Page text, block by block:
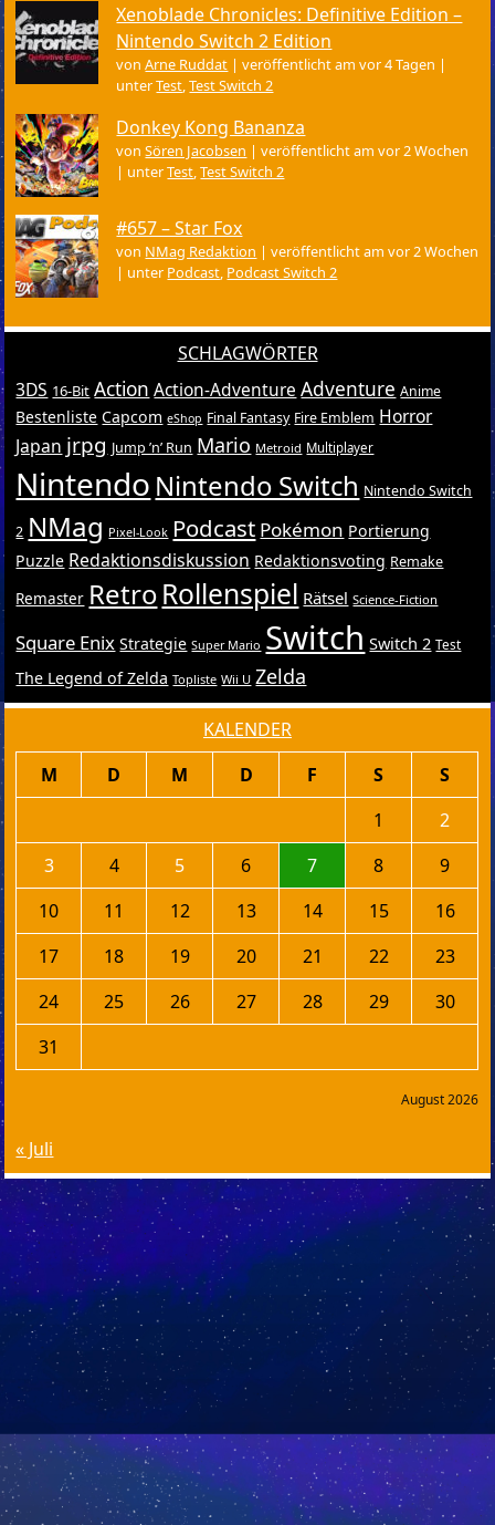
Xenoblade Chronicles: Definitive Edition –
Nintendo Switch 2 Edition
vonArne Ruddat |veröffentlicht am vor 4 Tagen |
unterTest,Test Switch 2
Donkey Kong Bananza
vonSören Jacobsen |veröffentlicht am vor 2 Wochen
| unterTest,Test Switch 2
#657 – Star Fox
von NMag Redaktion |veröffentlicht am vor 2 Wochen
| unter Podcast, Podcast Switch 2
SCHLAGWÖRTER
3DS 16-Bit Action Action-Adventure Adventure Anime
Bestenliste Capcom eShop Final Fantasy Fire Emblem Horror
Japan jrpg Jump ’n’ Run Mario Metroid Multiplayer
Nintendo Nintendo Switch Nintendo Switch
2 NMag Pixel-Look Podcast Pokémon Portierung
Puzzle Redaktionsdiskussion Redaktionsvoting Remake
Remaster RetroRollenspiel Rätsel Science-Fiction
Square Enix Strategie Super Mario Switch Switch 2 Test
The Legend of Zelda Topliste Wii U Zelda
KALENDER
August 2026
M D M D F S
S
1
2
3
4 5 6 7 8
9
10
11 12 13 14 15
16
17
18 19 20 21 22
23
24
25 26 27 28 29
30
31
« Juli